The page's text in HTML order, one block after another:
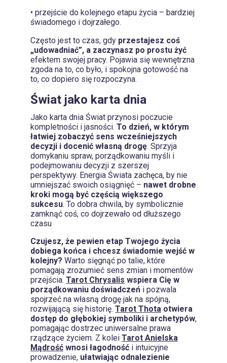
• przejście do kolejnego etapu życia – bardziej
świadomego i dojrzałego.
Często jest to czas, gdy przestajesz coś
„udowadniać”, a zaczynasz po prostu żyć
efektem swojej pracy. Pojawia się wewnętrzna
zgoda na to, co było, i spokojna gotowość na
to, co dopiero się rozpoczyna.
Świat jako karta dnia
Jako karta dnia Świat przynosi poczucie
kompletności i jasności. To dzień, w którym
łatwiej zobaczyć sens wcześniejszych
decyzji i docenić własną drogę. Sprzyja
domykaniu spraw, porządkowaniu myśli i
podejmowaniu decyzji z szerszej
perspektywy. Energia Świata zachęca, by nie
umniejszać swoich osiągnięć – nawet drobne
kroki mogą być częścią większego
sukcesu. To dobra chwila, by symbolicznie
zamknąć coś, co dojrzewało od dłuższego
czasu
Czujesz, że pewien etap Twojego życia
dobiega końca i chcesz świadomie wejść w
kolejny? Warto sięgnąć po talie, które
pomagają zrozumieć sens zmian i momentów
przejścia. Tarot Chrysalis wspiera Cię w
porządkowaniu doświadczeń i pozwala
spojrzeć na własną drogę jak na spójną,
rozwijającą się historię. Tarot Thota otwiera
dostęp do głębokiej symboliki i archetypów,
pomagając dostrzec uniwersalne prawa
rządzące życiem. Z kolei Tarot Anielska
Mądrość wnosi łagodność i intuicyjne
prowadzenie, ułatwiając odnalezienie